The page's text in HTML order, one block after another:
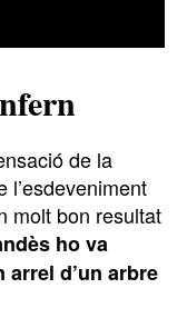
de la
l’esdeveniment
molt bon resultat
ho va
d’un arbre